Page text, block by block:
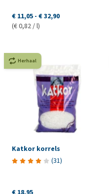
€ 11,05 - € 32,90
(€ 0,82 / l)
Herhaal
Katkor korrels
(31)
€ 18,95